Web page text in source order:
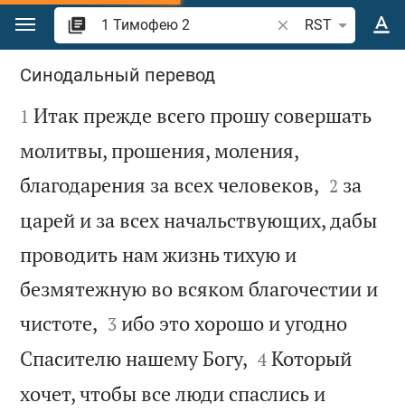
Перейти к содержанию
Поиск по отрывку
RST
1 Тимофею 2
Синодальный перевод

1 Итак прежде всего прошу совершать
молитвы, прошения, моления,
благодарения за всех человеков, 

2 за
царей и за всех начальствующих, дабы
проводить нам жизнь тихую и
безмятежную во всяком благочестии и
чистоте, 

3 ибо это хорошо и угодно
Спасителю нашему Богу, 

4 Который
хочет, чтобы все люди спаслись и